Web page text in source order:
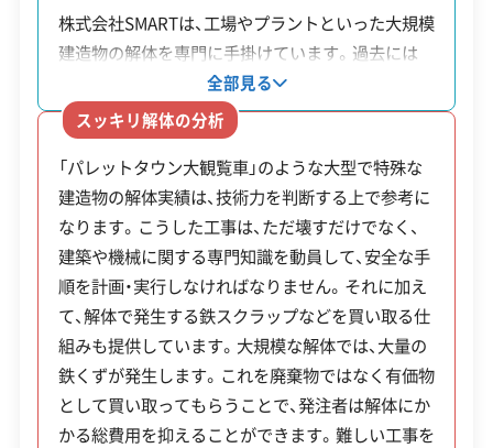
「四間道町並み保存地区」では建物の高さ（原則12m
以下）やデザインに厳しい規制があります。そのた
め単純な解体は少なく、古民家を活かしたリノベー
ションの需要が高いのが特徴です。工事には専門知
識と、行政との事前協議が欠かせません。
3. 中部（浄心・庄内通エリア）
地下鉄鶴舞線沿線の住宅地で、古い戸建てや社宅が
新しい分譲マンションや建売住宅へ建て替わる動
きが活発です。しかし、道が狭く一方通行も多いた
工事賠償責任保険 違反歴なし 表彰・受賞
現場清掃
ISO認証
電子マニフェスト 地域貢献・ボランティア
顧客対応・サービス(17)
自社ホームページ 無料見積もり 不要品回収
不要品買取
不動産取引
補助金・助成金申請 土地活用
滅失登記
建設リサイクル届
近隣挨拶
翌営業日連絡
クレジットカード
解体ローン SNS 土対応
日祝対応
※項目にカーソルを合わせると詳細な説明が表示されます。
株式会社SMARTは、工場やプラントといった大規模
建造物の解体を専門に手掛けています。過去には
「パレットタウン大観覧車」のような、特殊な構造を
持つ大型建造物の解体実績もあります。同社の特徴
の一つが「有価物買取」です。これは、解体現場で発
生した鉄スクラップや不要になった設備などを同
社が買い取り、その代金を解体費用から差し引く仕
組みです。これにより、発注者は全体の費用負担を
軽減できます。対応範囲は広く、プラント全体の解
体から杭抜き工事、土壌汚染対策まで一貫して依頼
することが可能です。工場の統廃合など、大規模な
工事を検討している企業にとって、技術力とコスト
の両面から相談できる業者です。
全部見る
スッキリ解体の分析
「パレットタウン大観覧車」のような大型で特殊な
建造物の解体実績は、技術力を判断する上で参考に
なります。こうした工事は、ただ壊すだけでなく、
建築や機械に関する専門知識を動員して、安全な手
順を計画・実行しなければなりません。それに加え
て、解体で発生する鉄スクラップなどを買い取る仕
組みも提供しています。大規模な解体では、大量の
鉄くずが発生します。これを廃棄物ではなく有価物
として買い取ってもらうことで、発注者は解体にか
かる総費用を抑えることができます。難しい工事を